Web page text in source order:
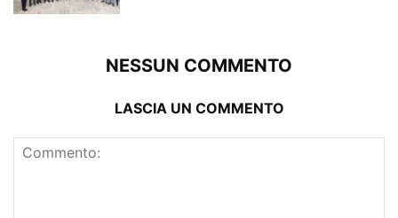
NESSUN COMMENTO
LASCIA UN COMMENTO